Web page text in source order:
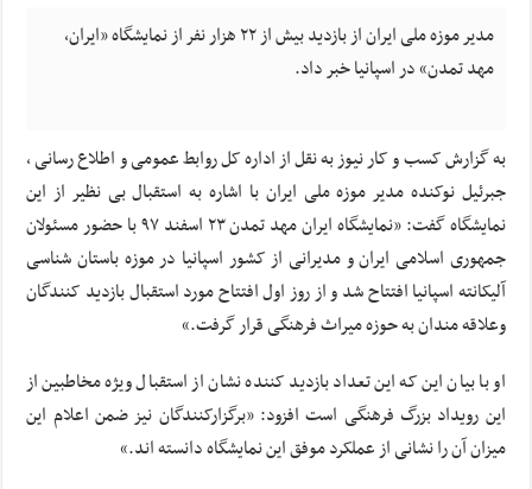
مدیر موزه ملی ایران از بازدید بیش از ۲۲ هزار نفر از نمایشگاه «ایران،
مهد تمدن» در اسپانیا خبر داد.
به گزارش کسب و کار نیوز به نقل از اداره کل روابط عمومی و اطلاع رسانی ،
جبرئیل نوکنده مدیر موزه ملی ایران با اشاره به استقبال بی نظیر از این
نمایشگاه گفت: «نمایشگاه ایران مهد تمدن ۲۳ اسفند ۹۷ با حضور مسئولان
جمهوری اسلامی ایران و مدیرانی از کشور اسپانیا در موزه باستان شناسی
آلیکانته اسپانیا افتتاح شد و از روز اول افتتاح مورد استقبال بازدید کنندگان
وعلاقه مندان به حوزه میراث فرهنگی قرار گرفت.»
او با بیان این که این تعداد بازدید کننده نشان از استقبال ویژه مخاطبین از
این رویداد بزرگ فرهنگی است افزود: «برگزارکنندگان نیز ضمن اعلام این
میزان آن را نشانی از عملکرد موفق این نمایشگاه دانسته اند.»